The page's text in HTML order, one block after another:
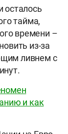
осталось
тайма,
времени –
из-за
ливнем с
и как